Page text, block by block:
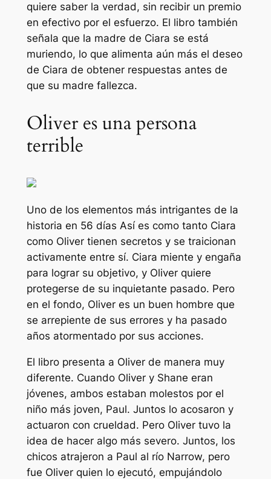
quiere saber la verdad, sin recibir un premio
en efectivo por el esfuerzo. El libro también
señala que la madre de Ciara se está
muriendo, lo que alimenta aún más el deseo
de Ciara de obtener respuestas antes de
que su madre fallezca.
Oliver es una persona
terrible
Uno de los elementos más intrigantes de la
historia en 56 días Así es como tanto Ciara
como Oliver tienen secretos y se traicionan
activamente entre sí. Ciara miente y engaña
para lograr su objetivo, y Oliver quiere
protegerse de su inquietante pasado. Pero
en el fondo, Oliver es un buen hombre que
se arrepiente de sus errores y ha pasado
años atormentado por sus acciones.
El libro presenta a Oliver de manera muy
diferente. Cuando Oliver y Shane eran
jóvenes, ambos estaban molestos por el
niño más joven, Paul. Juntos lo acosaron y
actuaron con crueldad. Pero Oliver tuvo la
idea de hacer algo más severo. Juntos, los
chicos atrajeron a Paul al río Narrow, pero
fue Oliver quien lo ejecutó, empujándolo